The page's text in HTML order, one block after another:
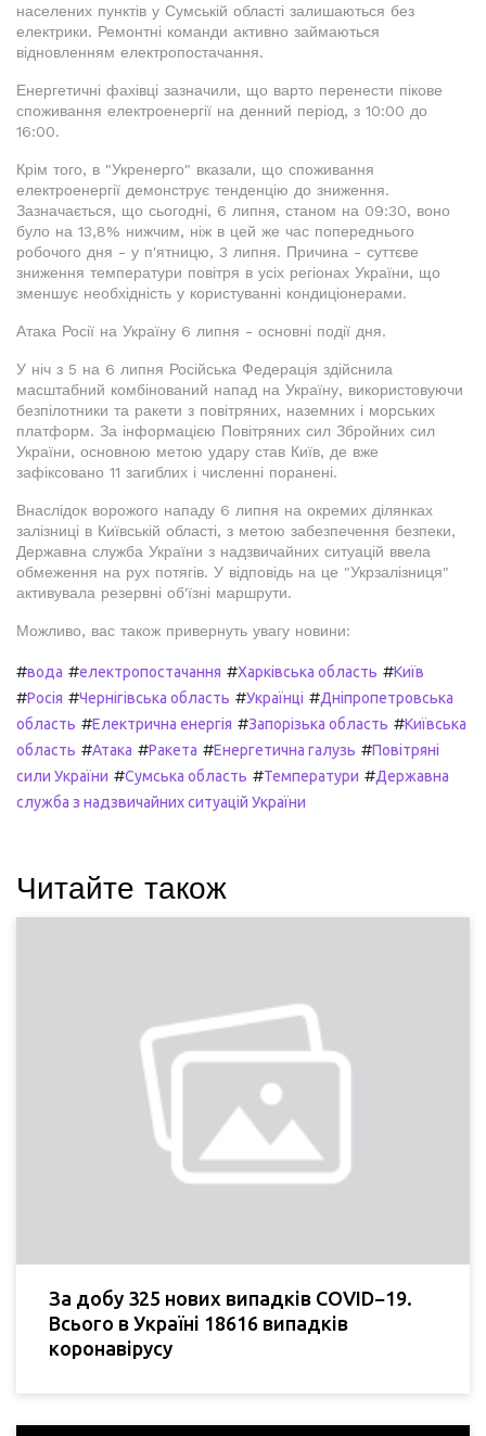
населених пунктів у Сумській області залишаються без
електрики. Ремонтні команди активно займаються
відновленням електропостачання.
Енергетичні фахівці зазначили, що варто перенести пікове
споживання електроенергії на денний період, з 10:00 до
16:00.
Крім того, в "Укренерго" вказали, що споживання
електроенергії демонструє тенденцію до зниження.
Зазначається, що сьогодні, 6 липня, станом на 09:30, воно
було на 13,8% нижчим, ніж в цей же час попереднього
робочого дня - у п'ятницю, 3 липня. Причина - суттєве
зниження температури повітря в усіх регіонах України, що
зменшує необхідність у користуванні кондиціонерами.
Атака Росії на Україну 6 липня - основні події дня.
У ніч з 5 на 6 липня Російська Федерація здійснила
масштабний комбінований напад на Україну, використовуючи
безпілотники та ракети з повітряних, наземних і морських
платформ. За інформацією Повітряних сил Збройних сил
України, основною метою удару став Київ, де вже
зафіксовано 11 загиблих і численні поранені.
Внаслідок ворожого нападу 6 липня на окремих ділянках
залізниці в Київській області, з метою забезпечення безпеки,
Державна служба України з надзвичайних ситуацій ввела
обмеження на рух потягів. У відповідь на це "Укрзалізниця"
активувала резервні об'їзні маршрути.
Можливо, вас також привернуть увагу новини:
#вода #електропостачання #Харківська область #Київ
#Росія #Чернігівська область #Українці #Дніпропетровська
область #Електрична енергія #Запорізька область #Київська
область #Атака #Ракета #Енергетична галузь #Повітряні
сили України #Сумська область #Температури #Державна
служба з надзвичайних ситуацій України
Читайте також
За добу 325 нових випадків COVID−19.
Всього в Україні 18616 випадків
коронавірусу